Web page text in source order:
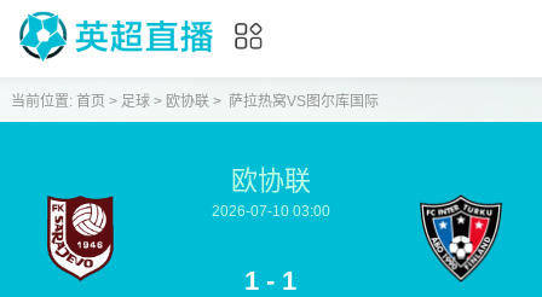
当前位置: 首页 > 足球> 欧协联> 萨拉热窝VS图尔库国际
欧协联
2026-07-10 03:00
1 - 1